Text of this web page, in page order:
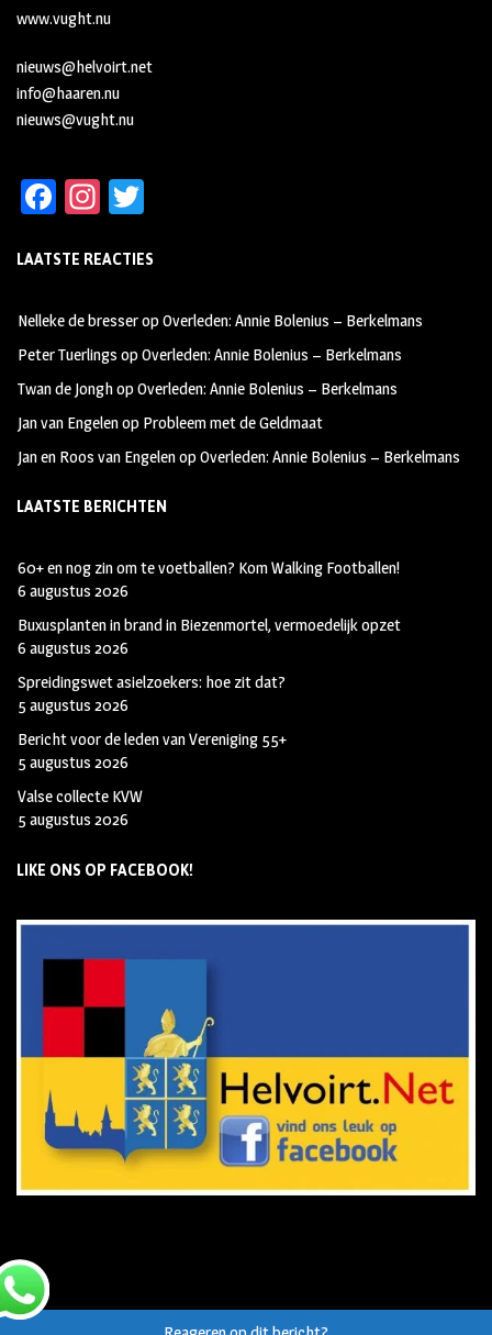
www.vught.nu
nieuws@helvoirt.net
info@haaren.nu
nieuws@vught.nu
Fa
b
oo
k
In
ag
m
tt
LAATSTE REACTIES
Nelleke de bresseropOverleden: Annie Bolenius – Berkelmans
Peter Tuerlings opOverleden: Annie Bolenius – Berkelmans
Twan de JonghopOverleden: Annie Bolenius – Berkelmans
Jan van Engelenop Probleem met de Geldmaat
Jan en Roos van EngelenopOverleden: Annie Bolenius – Berkelmans
LAATSTE BERICHTEN
60+ en nog zin om te voetballen? Kom Walking Footballen!
6 augustus 2026
Buxusplanten in brand in Biezenmortel, vermoedelijk opzet
6 augustus 2026
Spreidingswet asielzoekers: hoe zit dat?
5 augustus 2026
Bericht voor de leden van Vereniging 55+
5 augustus 2026
Valse collecte KVW
5 augustus 2026
LIKE ONS OP FACEBOOK!